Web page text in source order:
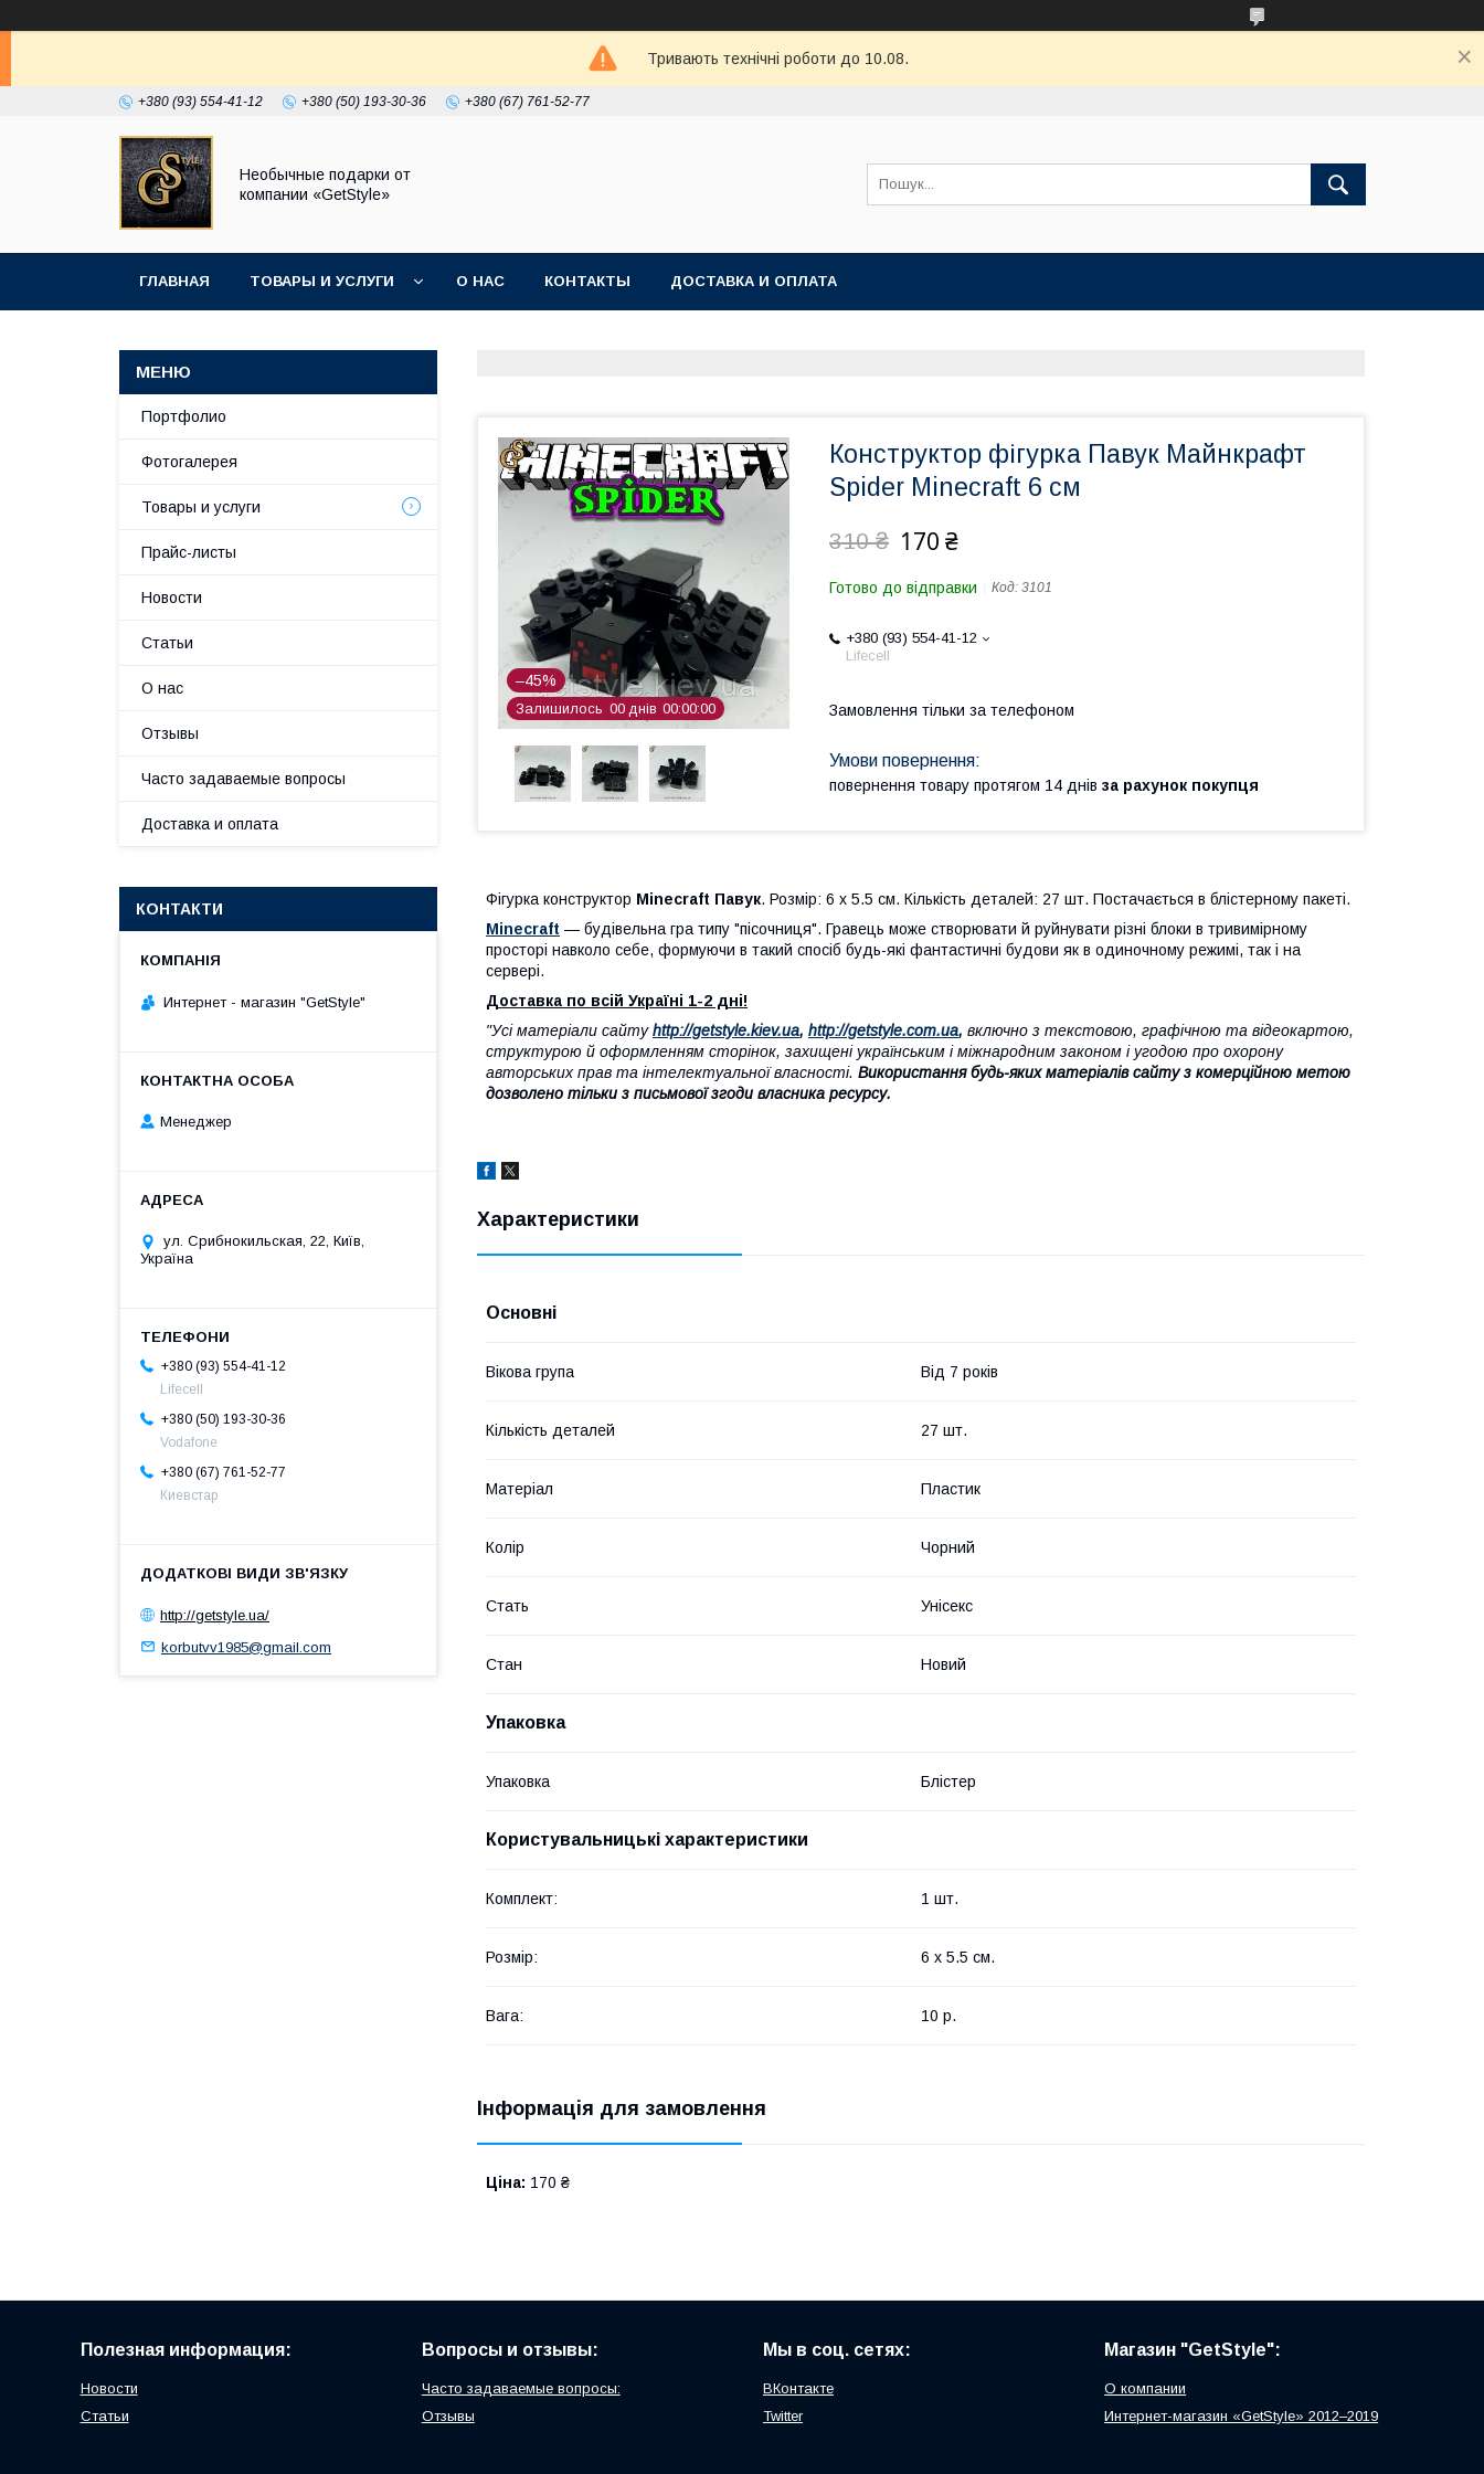
Тривають технічні роботи до 10.08.
+380 (93) 554-41-12 +380 (50) 193-30-36 +380 (67) 761-52-77
Необычные подарки от
компании «GetStyle»
ГЛАВНАЯ ТОВАРЫ И УСЛУГИ О НАС КОНТАКТЫ ДОСТАВКА И ОПЛАТА
–45%
Залишилось 00 днів 00 00 00
Конструктор фігурка Павук Майнкрафт
Spider Minecraft 6 см
310 ₴ 170 ₴
Готово до відправки Код: 3101
+380 (93) 554-41-12
Lifecell
Замовлення тільки за телефоном
повернення товару протягом 14 днів за рахунок покупця
Фігурка конструктор Minecraft Павук. Розмір: 6 х 5.5 см. Кількість деталей: 27 шт. Постачається в блістерному пакеті.
Minecraft — будівельна гра типу "пісочниця". Гравець може створювати й руйнувати різні блоки в тривимірному
просторі навколо себе, формуючи в такий спосіб будь-які фантастичні будови як в одиночному режимі, так і на
сервері.
Доставка по всій Україні 1-2 дні!
"Усі матеріали сайтуhttp://getstyle.kiev.ua, http://getstyle.com.ua, включно з текстовою, графічною та відеокартою,
структурою й оформленням сторінок, захищені українським і міжнародним законом і угодою про охорону
авторських прав та інтелектуальної власності. Використання будь-яких матеріалів сайту з комерційною метою
дозволено тільки з письмової згоди власника ресурсу.
Характеристики
Основні
Вікова група Від 7 років
Кількість деталей 27 шт.
Матеріал Пластик
Колір Чорний
Стать Унісекс
Стан Новий
Упаковка
Упаковка Блістер
Користувальницькі характеристики
Комплект: 1 шт.
Розмір: 6 х 5.5 см.
Вага: 10 р.
Інформація для замовлення
Ціна: 170 ₴
Портфолио
Фотогалерея
Товары и услуги
Прайс-листы
Новости
Статьи
О нас
Отзывы
Часто задаваемые вопросы
Доставка и оплата
КОНТАКТИ
Интернет - магазин "GetStyle"
Менеджер
ул. Срибнокильская, 22, Київ,
Україна
+380 (93) 554-41-12
Lifecell
+380 (50) 193-30-36
Vodafone
+380 (67) 761-52-77
Киевстар
http://getstyle.ua/
korbutvv1985@gmail.com
Полезная информация:
Новости
Статьи
Вопросы и отзывы:
Часто задаваемые вопросы:
Отзывы
Мы в соц. сетях:
ВКонтакте
Twitter
Магазин "GetStyle":
О компании
Интернет-магазин «GetStyle» 2012–2019